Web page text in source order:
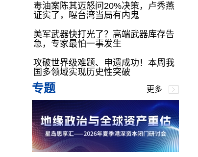
毒油案陈其迈怒问20%决策，卢秀燕
证实了，曝台湾当局有内鬼
美军武器快打光了？高端武器库存告
急，专家最怕一事发生
攻破世界级难题、申遗成功！本周我
国多领域实现历史性突破
专题 更多